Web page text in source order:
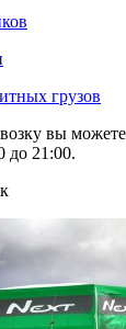
грузов
вы
до 21:00.